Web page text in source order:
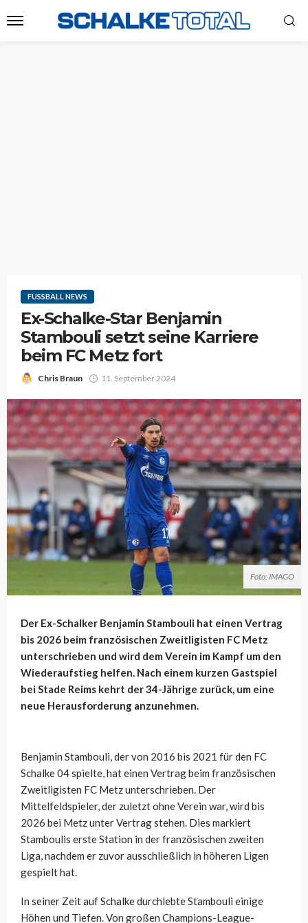
FUSSBALL NEWS
Ex-Schalke-Star Benjamin
Stambouli setzt seine Karriere
beim FC Metz fort
Chris Braun 11. September 2024
Foto: IMAGO
Der Ex-Schalker Benjamin Stambouli hat einen Vertrag
bis 2026 beim französischen Zweitligisten FC Metz
unterschrieben und wird dem Verein im Kampf um den
Wiederaufstieg helfen. Nach einem kurzen Gastspiel
bei Stade Reims kehrt der 34-Jährige zurück, um eine
neue Herausforderung anzunehmen.
Benjamin Stambouli, der von 2016 bis 2021 für den FC
Schalke 04 spielte, hat einen Vertrag beim französischen
Zweitligisten FC Metz unterschrieben. Der
Mittelfeldspieler, der zuletzt ohne Verein war, wird bis
2026 bei Metz unter Vertrag stehen. Dies markiert
Stamboulis erste Station in der französischen zweiten
Liga, nachdem er zuvor ausschließlich in höheren Ligen
gespielt hat.
In seiner Zeit auf Schalke durchlebte Stambouli einige
Höhen und Tiefen. Von großen Champions-League-